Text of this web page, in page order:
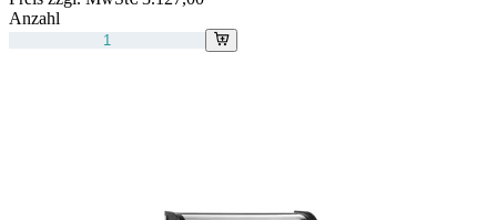
Anzahl